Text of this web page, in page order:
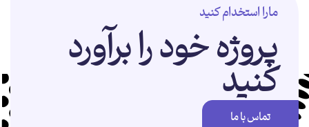
مارا استخدام کنید
پروژه خود را برآورد
کنید
تماس با ما